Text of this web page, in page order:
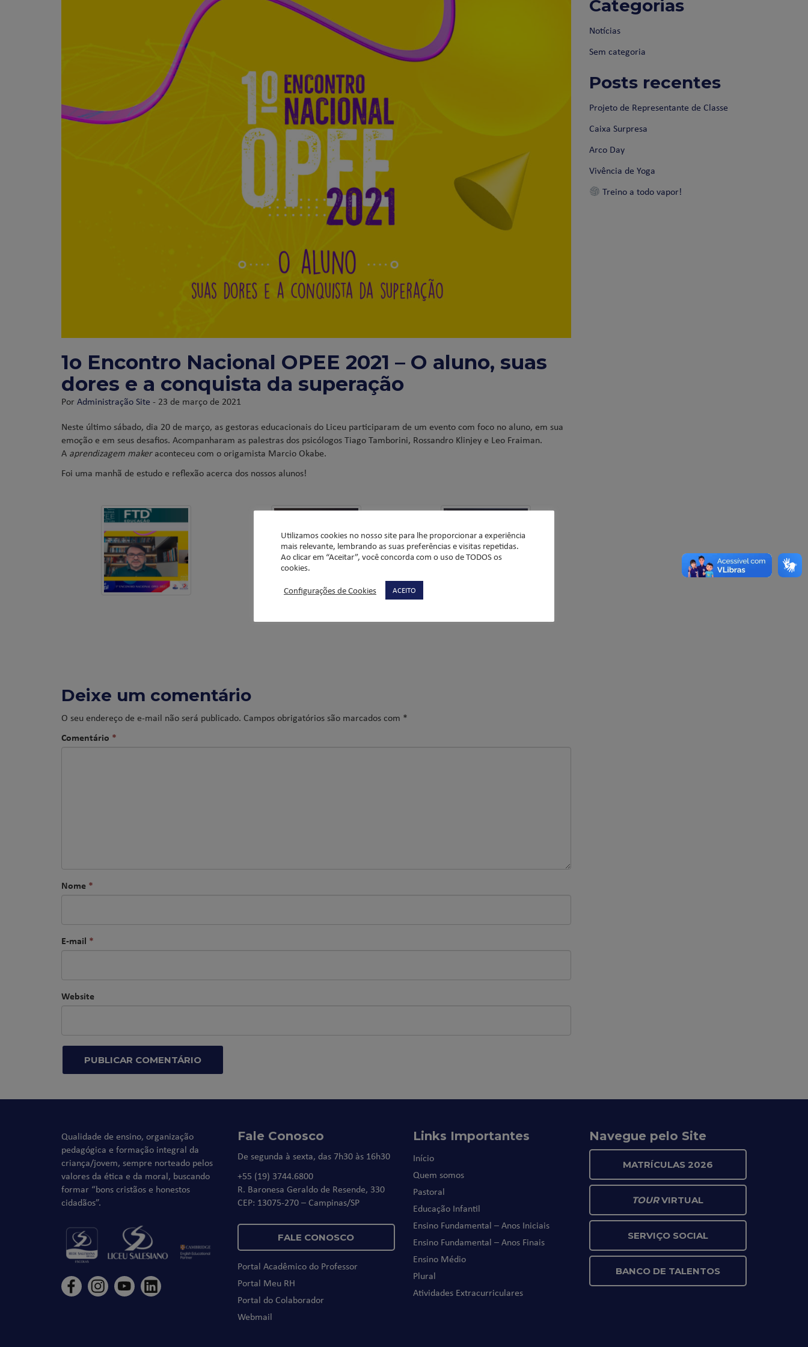
1o Encontro Nacional OPEE 2021 – O aluno, suas
dores e a conquista da superação
PorAdministração Site - 23 de março de 2021
Neste último sábado, dia 20 de março, as gestoras educacionais do Liceu participaram de um evento com foco no aluno, em sua
emoção e em seus desafios. Acompanharam as palestras dos psicólogos Tiago Tamborini, Rossandro Klinjey e Leo Fraiman.
A aprendizagem makeraconteceu com o origamista Marcio Okabe.
Foi uma manhã de estudo e reflexão acerca dos nossos alunos!
Deixe um comentário
O seu endereço de e-mail não será publicado. Campos obrigatórios são marcados com *
Comentário *
Nome *
E-mail *
Website
Categorias
Notícias
Sem categoria
Posts recentes
Projeto de Representante de Classe
Caixa Surpresa
Arco Day
Vivência de Yoga
Treino a todo vapor!
Qualidade de ensino, organização
pedagógica e formação integral da
criança/jovem, sempre norteado pelos
valores da ética e da moral, buscando
formar “bons cristãos e honestos
cidadãos”.
Fale Conosco
De segunda à sexta, das 7h30 às 16h30
+55 (19) 3744.6800
R. Baronesa Geraldo de Resende, 330
CEP: 13075-270 – Campinas/SP
FALE CONOSCO
Portal Acadêmico do Professor
Portal Meu RH
Portal do Colaborador
Webmail
Links Importantes
Início
Quem somos
Pastoral
Educação Infantil
Ensino Fundamental – Anos Iniciais
Ensino Fundamental – Anos Finais
Ensino Médio
Plural
Atividades Extracurriculares
Navegue pelo Site
MATRÍCULAS 2026
TOURVIRTUAL
SERVIÇO SOCIAL
BANCO DE TALENTOS
Utilizamos cookies no nosso site para lhe proporcionar a experiência
mais relevante, lembrando as suas preferências e visitas repetidas.
Ao clicar em “Aceitar”, você concorda com o uso de TODOS os
cookies.
Configurações de Cookies
ACEITO